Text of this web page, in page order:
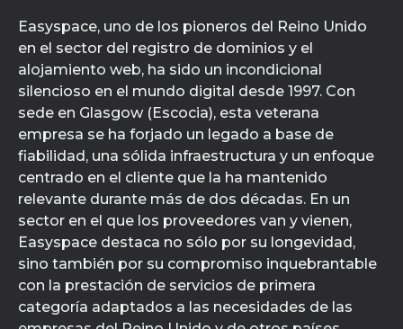
Easyspace, uno de los pioneros del Reino Unido
en el sector del registro de dominios y el
alojamiento web, ha sido un incondicional
silencioso en el mundo digital desde 1997. Con
sede en Glasgow (Escocia), esta veterana
empresa se ha forjado un legado a base de
fiabilidad, una sólida infraestructura y un enfoque
centrado en el cliente que la ha mantenido
relevante durante más de dos décadas. En un
sector en el que los proveedores van y vienen,
Easyspace destaca no sólo por su longevidad,
sino también por su compromiso inquebrantable
con la prestación de servicios de primera
categoría adaptados a las necesidades de las